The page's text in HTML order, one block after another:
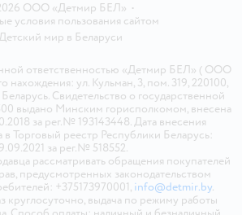
ООО «Детмир БЕЛ» •
условия пользования сайтом
мир в Беларуси
ответственностью «Детмир БЕЛ» ( ООО
ул. Кульман, 3, пом. 319, 220100,
Свидетельство о государственной
выдано Минским горисполкомом, внесена
за рег.№ 193143448. Дата внесения
в Торговый реестр Республики Беларусь:
за рег.№ 518552.
рассматривать обращения покупателей
предусмотренных законодательством
+375173970001, info@detmir.by.
круглосуточно, выдача по режиму работы